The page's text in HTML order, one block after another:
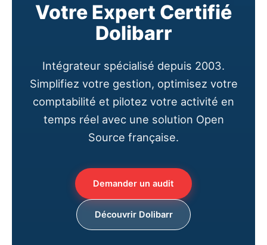
Votre Expert Certifié
Dolibarr
Intégrateur spécialisé depuis 2003.
Simplifiez votre gestion, optimisez votre
comptabilité et pilotez votre activité en
temps réel avec une solution Open
Source française.
Demander un audit
Découvrir Dolibarr